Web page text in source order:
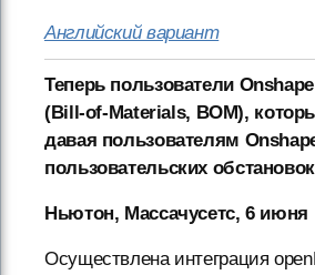
Английский вариант
Теперь пользователи
(Bill-of-Materials, BOM),
давая пользователям
пользовательских
Ньютон, Массачусетс, 6 июня
Осуществлена интеграция